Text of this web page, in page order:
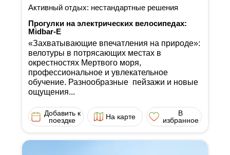
Активный отдых: нестандартные решения
Прогулки на электрических велосипедах:
Midbar-E
«Захватывающие впечатления на природе»:
велотуры в потрясающих местах в
окрестностях Мертвого моря,
профессиональное и увлекательное
обучение. Разнообразные пейзажи и новые
ощущения...
Добавить к
поездке
На карте
В
избранное